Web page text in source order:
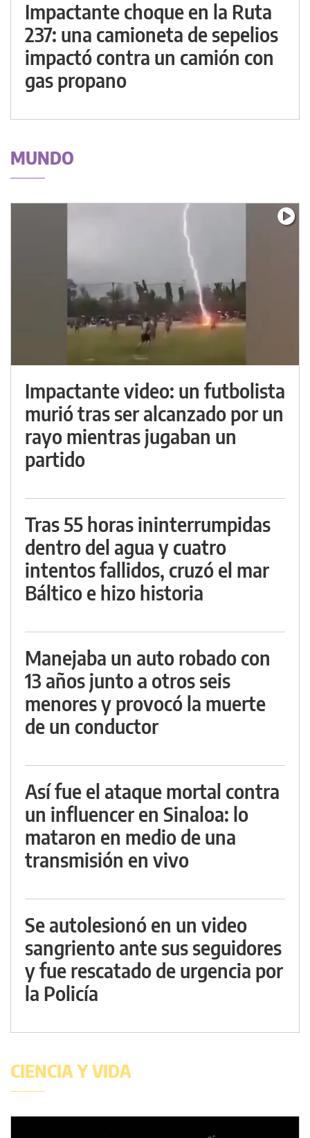
Impactante choque en la Ruta
237: una camioneta de sepelios
impactó contra un camión con
gas propano
MUNDO
Impactante video: un futbolista
murió tras ser alcanzado por un
rayo mientras jugaban un
partido
Tras 55 horas ininterrumpidas
dentro del agua y cuatro
intentos fallidos, cruzó el mar
Báltico e hizo historia
Manejaba un auto robado con
13 años junto a otros seis
menores y provocó la muerte
de un conductor
Así fue el ataque mortal contra
un influencer en Sinaloa: lo
mataron en medio de una
transmisión en vivo
Se autolesionó en un video
sangriento ante sus seguidores
y fue rescatado de urgencia por
la Policía
CIENCIA Y VIDA